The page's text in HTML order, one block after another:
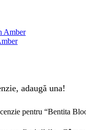
adaugă una!
pentru “Bentita